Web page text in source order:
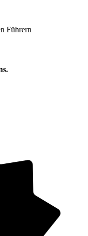
Führern